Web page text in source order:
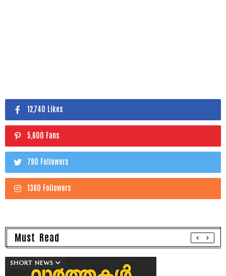
12,740 Likes
5,600 Fans
790 Followers
1360 Followers
Must Read
SHORT NEWS